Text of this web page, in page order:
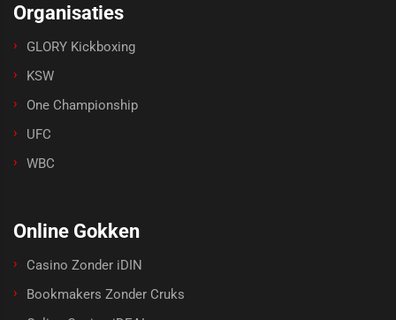
Organisaties
GLORY Kickboxing
KSW
One Championship
UFC
WBC
Online Gokken
Casino Zonder iDIN
Bookmakers Zonder Cruks